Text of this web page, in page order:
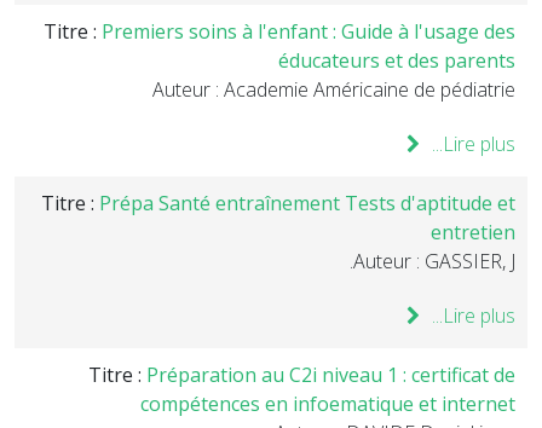
Titre : Premiers soins à l'enfant : Guide à l'usage des
éducateurs et des parents
Auteur : Academie Américaine de pédiatrie
Lire plus...
Titre : Prépa Santé entraînement Tests d'aptitude et
entretien
Auteur : GASSIER, J.
Lire plus...
Titre : Préparation au C2i niveau 1 : certificat de
compétences en infoematique et internet